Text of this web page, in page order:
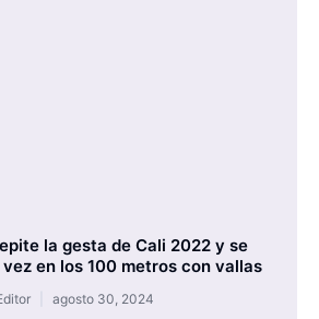
la gesta de Cali 2022 y se
en los 100 metros con vallas
agosto 30, 2024